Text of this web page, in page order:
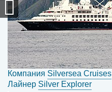
Компания Silversea Cruises
Лайнер Silver Explorer